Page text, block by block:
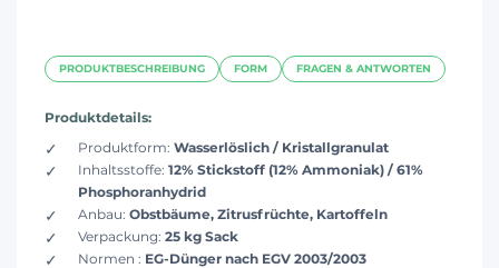
PRODUKTBESCHREIBUNG FORM FRAGEN & ANTWORTEN
Produktdetails:
Produktform: Wasserlöslich / Kristallgranulat
Inhaltsstoffe: 12% Stickstoff (12% Ammoniak) / 61%
Phosphoranhydrid
Anbau: Obstbäume, Zitrusfrüchte, Kartoffeln
Verpackung: 25 kg Sack
Normen : EG-Dünger nach EGV 2003/2003